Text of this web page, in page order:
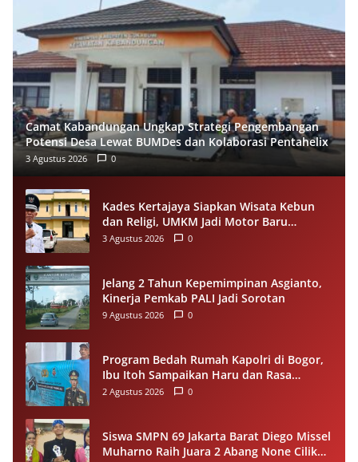
Camat Kabandungan Ungkap Strategi Pengembangan
Potensi Desa Lewat BUMDes dan Kolaborasi Pentahelix
3 Agustus 2026 0
Kades Kertajaya Siapkan Wisata Kebun
dan Religi, UMKM Jadi Motor Baru
Ekonomi Desa
3 Agustus 2026 0
Jelang 2 Tahun Kepemimpinan Asgianto,
Kinerja Pemkab PALI Jadi Sorotan
9 Agustus 2026 0
Program Bedah Rumah Kapolri di Bogor,
Ibu Itoh Sampaikan Haru dan Rasa
Syukur
2 Agustus 2026 0
Siswa SMPN 69 Jakarta Barat Diego Missel
Muharno Raih Juara 2 Abang None Cilik